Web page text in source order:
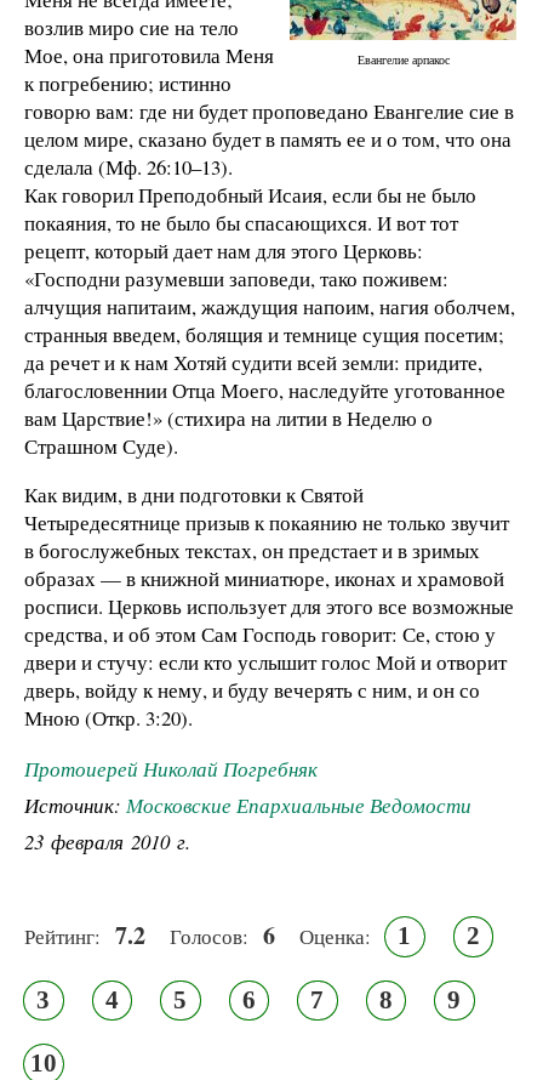
Евангелие арпакос
возлив миро сие на тело
Мое, она приготовила Меня
к погребению; истинно
говорю вам: где ни будет проповедано Евангелие сие в
целом мире, сказано будет в память ее и о том, что она
сделала (Мф. 26:10–13).
Как говорил Преподобный Исаия, если бы не было
покаяния, то не было бы спасающихся. И вот тот
рецепт, который дает нам для этого Церковь:
«Господни разумевши заповеди, тако поживем:
алчущия напитаим, жаждущия напоим, нагия оболчем,
странныя введем, болящия и темнице сущия посетим;
да речет и к нам Хотяй судити всей земли: придите,
благословеннии Отца Моего, наследуйте уготованное
вам Царствие!» (стихира на литии в Неделю о
Страшном Суде).
Как видим, в дни подготовки к Святой
Четыредесятнице призыв к покаянию не только звучит
в богослужебных текстах, он предстает и в зримых
образах — в книжной миниатюре, иконах и храмовой
росписи. Церковь использует для этого все возможные
средства, и об этом Сам Господь говорит: Се, стою у
двери и стучу: если кто услышит голос Мой и отворит
дверь, войду к нему, и буду вечерять с ним, и он со
Мною (Откр. 3:20).
Протоиерей Николай Погребняк
Источник: Московские Епархиальные Ведомости
23 февраля 2010 г.
Рейтинг: 7.2 Голосов: 6 Оценка: 1 2
3 4 5 6 7 8 9
10